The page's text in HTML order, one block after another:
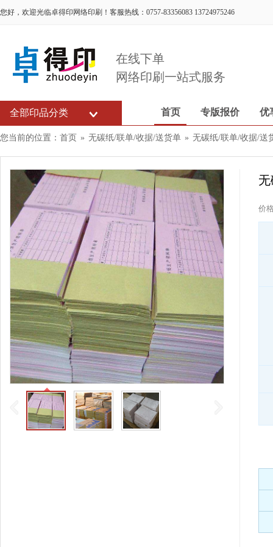
您好，欢迎光临卓得印网络印刷！客服热线：0757-83356083 13724975246
在线下单
网络印刷一站式服务
全部印品分类 首页 专版报价 优
您当前的位置： 首页 » 无碳纸/联单/收据/送货单 » 无碳纸/联单/收据/送
价